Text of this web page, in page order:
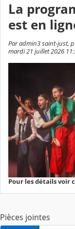
La
est en
Par admin3 saint-just,
mardi 21 juillet 2026
Pour les détails voir
Pièces jointes